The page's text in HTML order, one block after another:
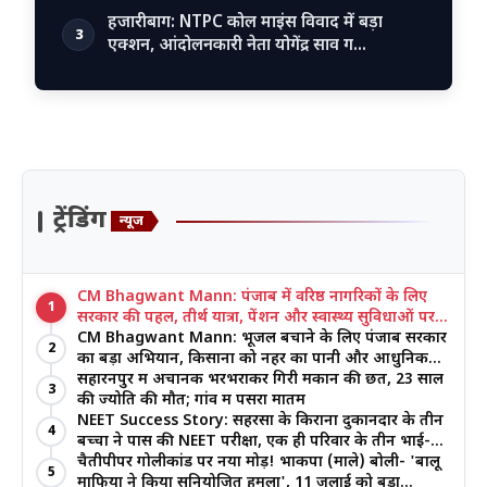
3
हजारीबाग: NTPC कोल माइंस विवाद में बड़ा
एक्शन, आंदोलनकारी नेता योगेंद्र साव ग…
ट्रेंडिंग न्यूज
1
CM Bhagwant Mann: पंजाब में वरिष्ठ नागरिकों के लिए
सरकार की पहल, तीर्थ यात्रा, पेंशन और स्वास्थ्य सुविधाओं पर
जोर
2
CM Bhagwant Mann: भूजल बचाने के लिए पंजाब सरकार
का बड़ा अभियान, किसानों को नहर का पानी और आधुनिक
खेती का मिल रहा लाभ
3
सहारनपुर में अचानक भरभराकर गिरी मकान की छत, 23 साल
की ज्योति की मौत; गांव में पसरा मातम
4
NEET Success Story: सहरसा के किराना दुकानदार के तीन
बच्चों ने पास की NEET परीक्षा, एक ही परिवार के तीन भाई-
बहनों ने रचा इतिहास
5
चैतीपीपर गोलीकांड पर नया मोड़! भाकपा (माले) बोली- 'बालू
माफिया ने किया सुनियोजित हमला', 11 जुलाई को बड़ा